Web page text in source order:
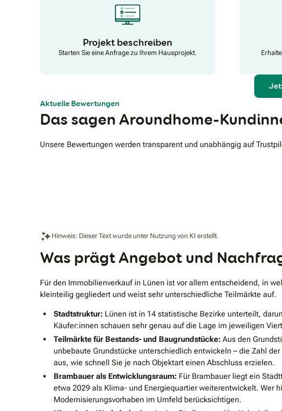
Projekt beschreiben
Starten Sie eine Anfrage zu Ihrem Hausprojekt.
Aktuelle Bewertungen
Das sagen Aroundhome-
Unsere Bewertungen werden transparent und unabhängig auf
Hinweis: Dieser Text wurde unter Nutzung von KI erstellt.
Was prägt Angebot und
Für den Immobilienverkauf in Lünen ist vor allem entscheidend, in
kleinteilig gegliedert und weist sehr unterschiedliche Teilmärkte auf.
Stadtstruktur: Lünen ist in 14 statistische Bezirke unterteilt,
Käufer:innen schauen sehr genau auf die Lage im jeweiligen
Teilmärkte für Bestands- und Baugrundstücke: Aus den
unbebaute Grundstücke unterschiedlich entwickeln – die Zahl
aus, wie schnell Sie je nach Objektart einen Abschluss erzielen.
Brambauer als Entwicklungsraum: Für Brambauer liegt ein
etwa 2029 als Klima- und Energiequartier weiterentwickelt. Wer
Modernisierungsvorhaben im Umfeld berücksichtigen.